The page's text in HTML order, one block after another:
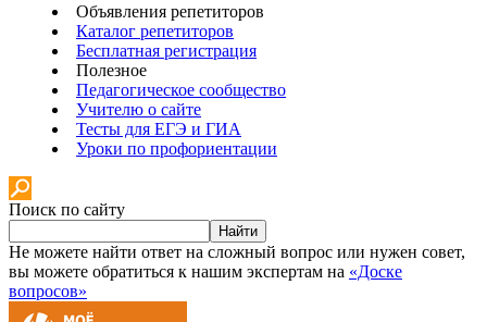
Объявления репетиторов
Каталог репетиторов
Бесплатная регистрация
Полезное
Педагогическое сообщество
Учителю о сайте
Тесты для ЕГЭ и ГИА
Уроки по профориентации
Поиск по сайту
Найти
Не можете найти ответ на сложный вопрос или нужен совет,
вы можете обратиться к нашим экспертам на «Доске
вопросов»